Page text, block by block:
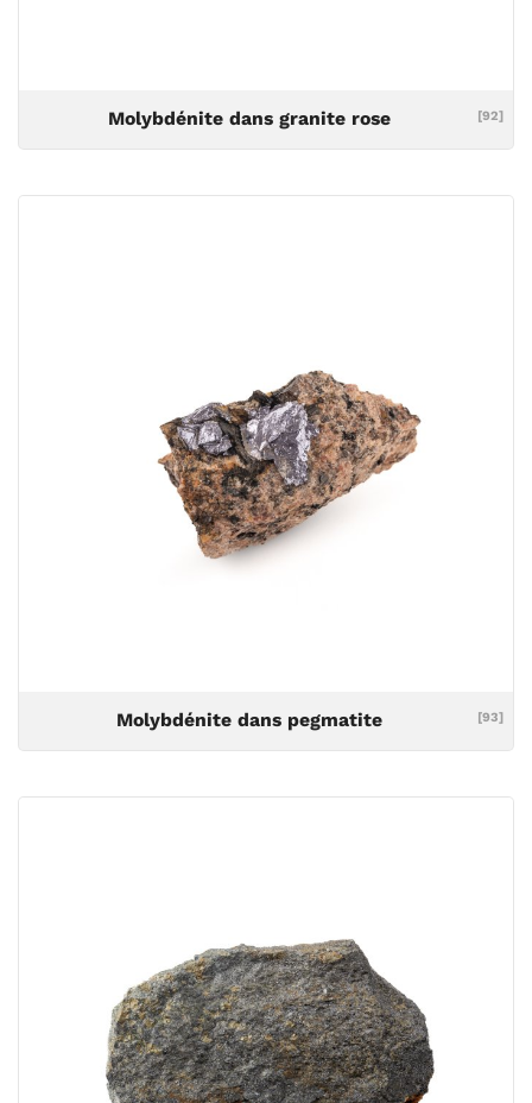
[92]
Molybdénite dans granite rose
[93]
Molybdénite dans pegmatite